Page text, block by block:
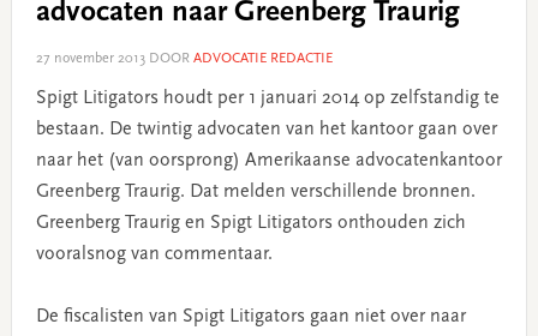
advocaten naar Greenberg Traurig
27 november 2013DOOR ADVOCATIE REDACTIE
Spigt Litigators houdt per 1 januari 2014 op zelfstandig te
bestaan. De twintig advocaten van het kantoor gaan over
naar het (van oorsprong) Amerikaanse advocatenkantoor
Greenberg Traurig. Dat melden verschillende bronnen.
Greenberg Traurig en Spigt Litigators onthouden zich
vooralsnog van commentaar.
De fiscalisten van Spigt Litigators gaan niet over naar